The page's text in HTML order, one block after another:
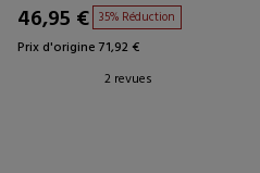
46,95 € 35% Réduction
Prix d'origine 71,92 €
2 revues